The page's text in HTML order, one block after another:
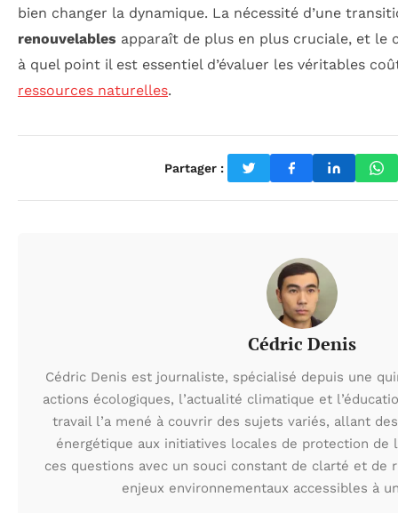
bien changer la dynamique. La nécessité d’une
renouvelables apparaît de plus en plus cruciale, et le
à quel point il est essentiel d’évaluer les véritables
ressources naturelles.
Partager :
Cédric Denis
Cédric Denis est journaliste, spécialisé depuis une
actions écologiques, l’actualité climatique et
travail l’a mené à couvrir des sujets variés, allant
énergétique aux initiatives locales de protection de
ces questions avec un souci constant de clarté et de
enjeux environnementaux accessibles à